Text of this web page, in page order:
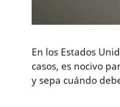
En los Estados
casos, es nocivo
y sepa cuándo